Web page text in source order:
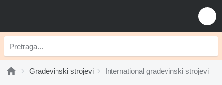
Građevinski strojevi International građevinski strojevi